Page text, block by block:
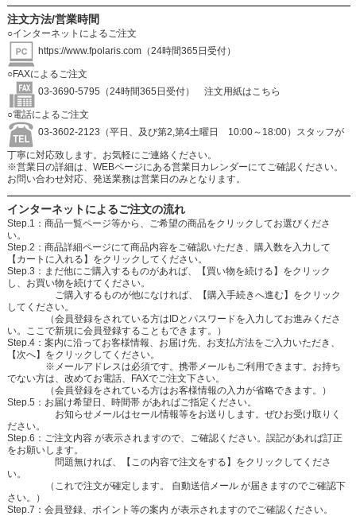
注文方法/営業時間
○インターネットによるご注文
https://www.fpolaris.com（24時間365日受付）
○FAXによるご注文
03-3690-5795（24時間365日受付）
注文用紙はこちら
○電話によるご注文
03-3602-2123（平日、及び第2,第4土曜日 10:00～18:00）スタッフが
丁寧に対応致します。お気軽にご連絡ください。
※営業日の詳細は、WEBページにある営業日カレンダーにてご確認ください。
お問い合わせ対応、発送業務は営業日のみとなります。
インターネットによるご注文の流れ
Step.1：商品一覧ページ等から、ご希望の商品をクリックしてお選びくださ
い。
Step.2：商品詳細ページにて商品内容をご確認いただき、購入数を入力して
【カートに入れる】をクリックしてください。
Step.3：まだ他にご購入するものがあれば、【買い物を続ける】をクリック
し、お買い物を続けてください。
ご購入するものが他になければ、【購入手続きへ進む】をクリック
してください。
（会員登録をされている方はIDとパスワードを入力してお進みくださ
い。ここで新規に会員登録することもできます。）
Step.4：案内に沿ってお客様情報、お届け先、お支払方法をご入力いただき、
【次へ】をクリックしてください。
※メールアドレスは必須です。携帯メールもご利用できます。お持ち
でない方は、改めてお電話、FAXでご注文下さい。
（会員登録をされている方はお客様情報の入力が省略できます。）
Step.5：お届け希望日、時間帯 があればご指定ください。
お知らせメールはセール情報等をお送りします。ぜひお受け取りく
ださい。
Step.6：ご注文内容 が表示されますので、ご確認ください。誤記があれば訂正
をお願いします。
問題無ければ、【この内容で注文をする】をクリックしてくださ
い。
（これで注文が確定します。 自動送信メール が届きますのでご確認下
さい。）
Step.7：会員登録、ポイント等の案内 が表示されますのでご確認ください。